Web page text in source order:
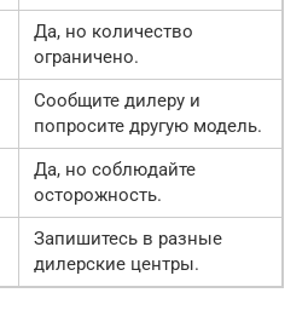
Да, но количество
ограничено.
Сообщите дилеру и
попросите другую модель.
Да, но соблюдайте
осторожность.
Запишитесь в разные
дилерские центры.